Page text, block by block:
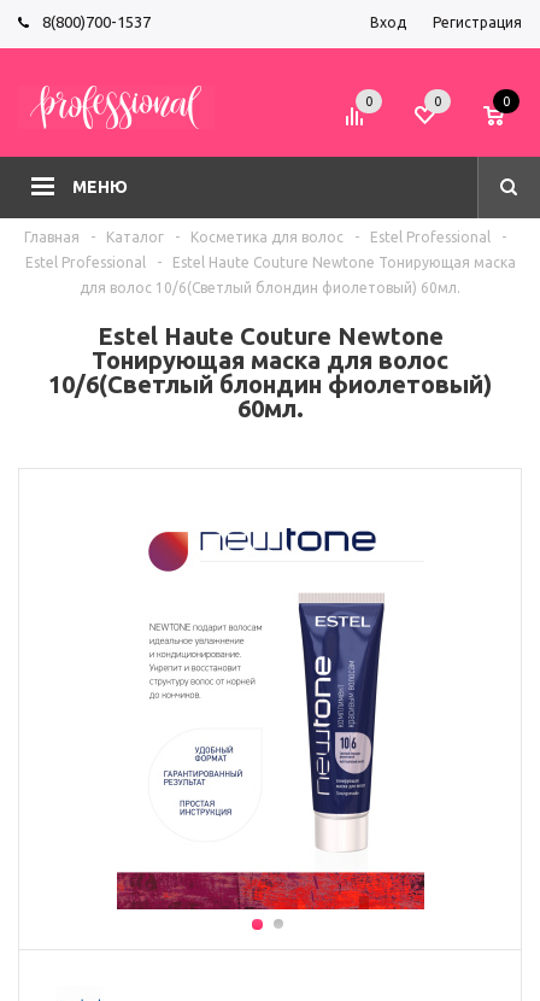
8(800)700-1537 Вход Регистрация
МЕНЮ
0 0 0
Главная - Каталог - Косметика для волос - Estel Professional
-
Estel Professional
-
Estel Haute Couture Newtone Тонирующая маска
для волос 10/6(Светлый блондин фиолетовый) 60мл.
Estel Haute Couture Newtone
Тонирующая маска для волос
10/6(Светлый блондин фиолетовый)
60мл.